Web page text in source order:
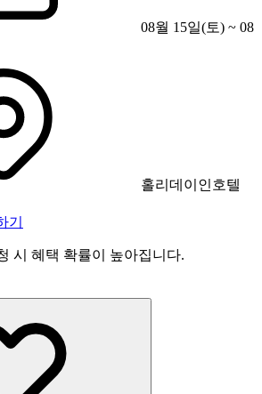
08월 15일(토) ~ 08
홀리데이인호텔
기
시 혜택 확률이 높아집니다.